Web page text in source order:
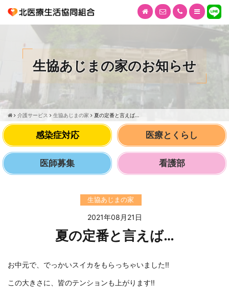
生協あじまの家のお知らせ
介護サービス 生協あじまの家 夏の定番と言えば…
感染症対応 医療とくらし
医師募集 看護部
生協あじまの家
2021年08月21日
夏の定番と言えば…
お中元で、でっかいスイカをもらっちゃいました‼
この大きさに、皆のテンションも上がります‼